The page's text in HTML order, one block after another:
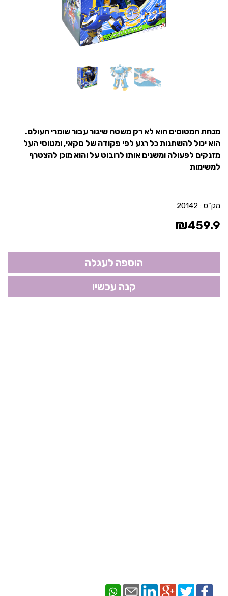
מנחת המטוסים הוא לא רק משטח שיגור עבור שומרי העולם.
הוא יכול להשתנות כל רגע לפי פקודה של סקאי, ומטוסי העל
מזנקים לפעולה ומשנים אותו לרובוט על והוא מוכן להצטרף
למשימות
מק"ט : 20142
₪459.9